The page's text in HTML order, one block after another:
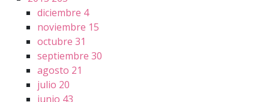
diciembre 4
noviembre 15
octubre 31
septiembre 30
agosto 21
julio 20
junio 43